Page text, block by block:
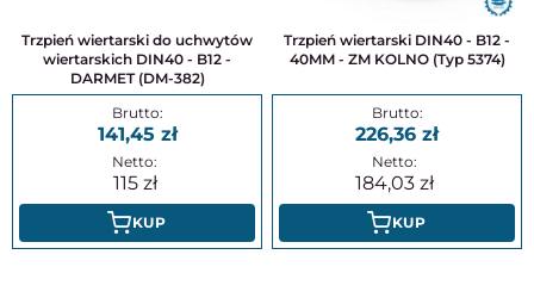
Trzpień wiertarski do uchwytów
wiertarskich DIN40 - B12 -
DARMET (DM-382)
141,45
115
KUP
Trzpień wiertarski DIN40 - B12 -
40MM - ZM KOLNO (Typ 5374)
226,36
184,03
KUP